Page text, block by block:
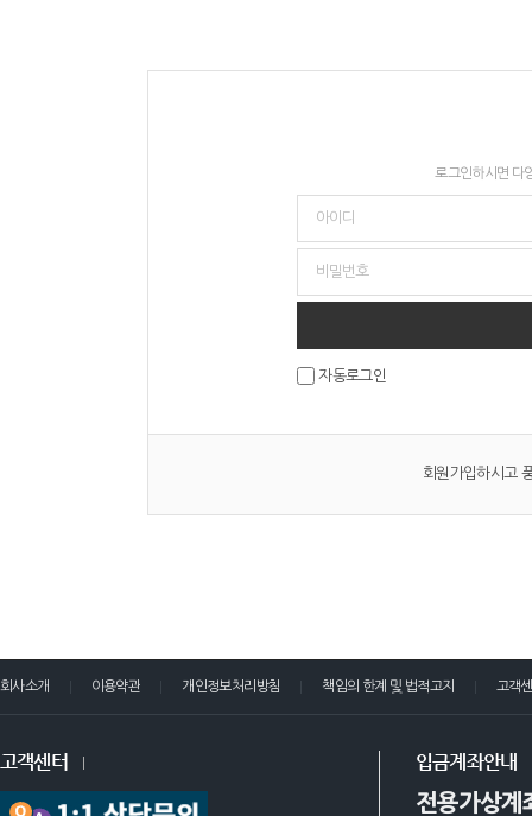
로그인하시면 다
자동로그인
회원가입하시고
회사소개 이용약관 개인정보처리방침 책임의 한계 및 법적고지 고객
고객센터 입금계좌안내
전용가상계